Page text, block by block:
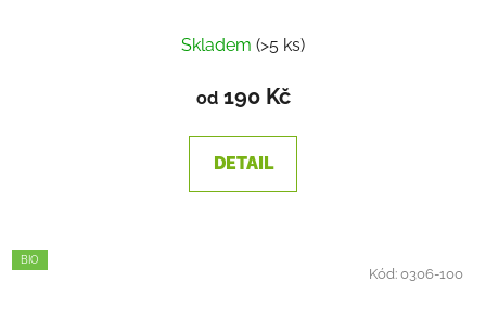
Skladem (>5 ks)
od190 Kč
DETAIL
BIO
Kód:0306-100